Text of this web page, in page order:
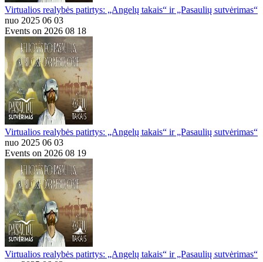
Virtualios realybės patirtys: „Angelų takais“ ir „Pasaulių sutvėrimas“
nuo 2025 06 03
Events on 2026 08 18
Virtualios realybės patirtys: „Angelų takais“ ir „Pasaulių sutvėrimas“
nuo 2025 06 03
Events on 2026 08 19
Virtualios realybės patirtys: „Angelų takais“ ir „Pasaulių sutvėrimas“